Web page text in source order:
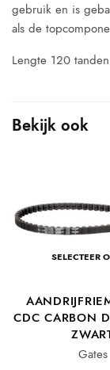
gebruik en is
als de
Lengte 120 tanden
Bekijk ook
SELECTEER
CDC CARBON
Gates